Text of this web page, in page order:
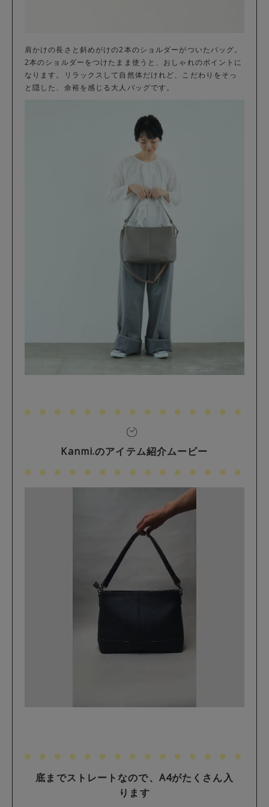
肩かけの長さと斜めがけの2本のショルダーがついたバッグ。
2本のショルダーをつけたまま使うと、おしゃれのポイントに
なります。リラックスして自然体だけれど、こだわりをそっ
と隠した、余裕を感じる大人バッグです。
Kanmi.のアイテム紹介ムービー
底までストレートなので、A4がたくさん入
ります